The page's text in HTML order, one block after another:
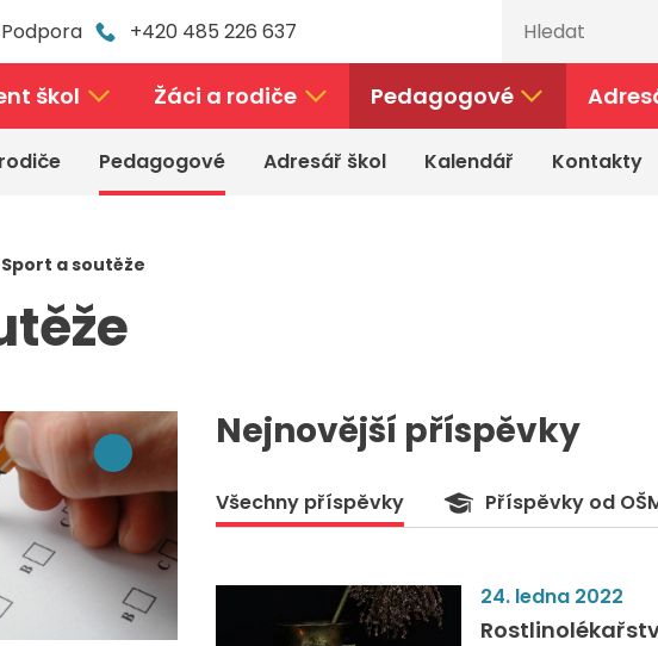
Podpora +420 485 226 637
škol Žáci a rodiče Pedagogové
Pedagogové Adresář škol Kalendář Kontakty
Sport a soutěže
Nejnovější příspěvky
Všechny příspěvky Příspěvky od
24. ledna 2022